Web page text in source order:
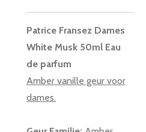
Patrice Fransez Dames
White Musk 50ml Eau
de parfum
Amber vanille geur voor
dames.